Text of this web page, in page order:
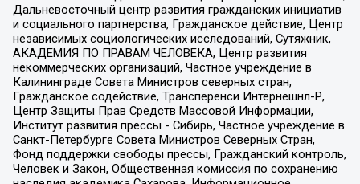
Дальневосточный центр развития гражданских инициатив
и социального партнерства, Гражданское действие, Центр
независимых социологических исследований, Сутяжник,
АКАДЕМИЯ ПО ПРАВАМ ЧЕЛОВЕКА, Центр развития
некоммерческих организаций, Частное учреждение в
Калининграде Совета Министров северных стран,
Гражданское содействие, Трансперенси Интернешнл-Р,
Центр Защиты Прав Средств Массовой Информации,
Институт развития прессы - Сибирь, Частное учреждение в
Санкт-Петербурге Совета Министров Северных Стран,
Фонд поддержки свободы прессы, Гражданский контроль,
Человек и Закон, Общественная комиссия по сохранению